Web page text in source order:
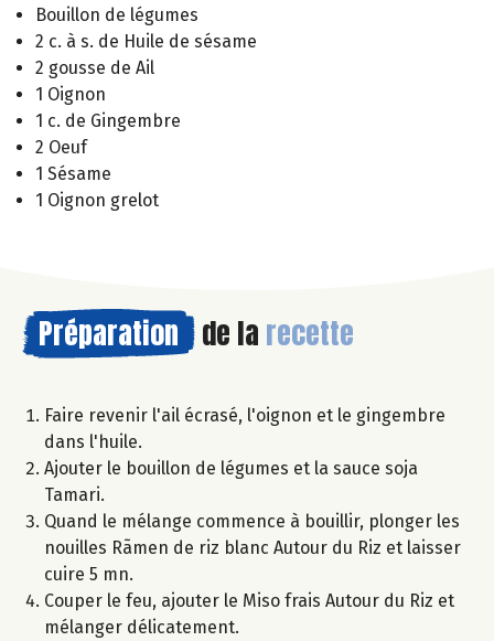
Bouillon de légumes
2 c. à s. de Huile de sésame
2 gousse de Ail
1 Oignon
1 c. de Gingembre
2 Oeuf
1 Sésame
1 Oignon grelot
Préparation de la recette
Faire revenir l'ail écrasé, l'oignon et le gingembre
dans l'huile.
Ajouter le bouillon de légumes et la sauce soja
Tamari.
Quand le mélange commence à bouillir, plonger les
nouilles Rãmen de riz blanc Autour du Riz et laisser
cuire 5 mn.
Couper le feu, ajouter le Miso frais Autour du Riz et
mélanger délicatement.